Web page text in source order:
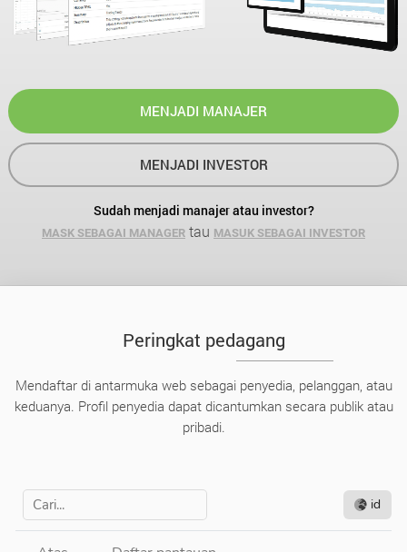
MENJADI MANAJER
MENJADI INVESTOR
Sudah menjadi manajer atau investor?
MASK SEBAGAI MANAGER tau MASUK SEBAGAI INVESTOR
Peringkat pedagang
Mendaftar di antarmuka web sebagai penyedia, pelanggan, atau
keduanya. Profil penyedia dapat dicantumkan secara publik atau
pribadi.